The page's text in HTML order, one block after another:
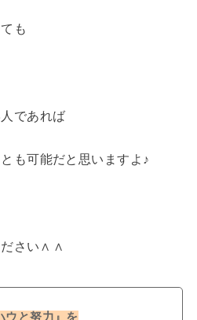
も
であれば
も可能だと思いますよ♪
ださい∧ ∧
ウと努力』を